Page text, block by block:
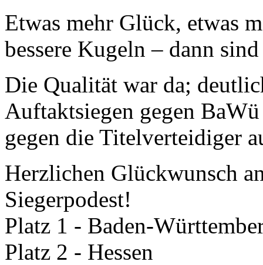
Etwas mehr Glück, etwas
bessere Kugeln – dann
Die Qualität war da;
Auftaktsiegen gegen
gegen die Titelverteidiger
Herzlichen Glückwunsch
Siegerpodest!
Platz 1 - Baden-
Platz 2 - Hessen